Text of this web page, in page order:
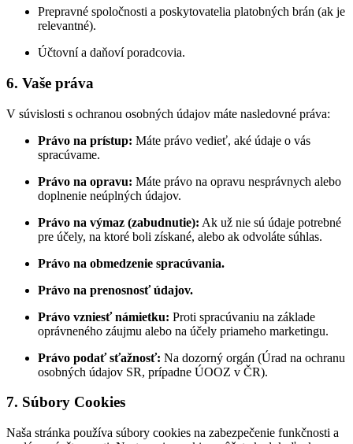
Prepravné spoločnosti a poskytovatelia platobných brán (ak je
relevantné).
Účtovní a daňoví poradcovia.
6. Vaše práva
V súvislosti s ochranou osobných údajov máte nasledovné práva:
Právo na prístup: Máte právo vedieť, aké údaje o vás
spracúvame.
Právo na opravu: Máte právo na opravu nesprávnych alebo
doplnenie neúplných údajov.
Právo na výmaz (zabudnutie): Ak už nie sú údaje potrebné
pre účely, na ktoré boli získané, alebo ak odvoláte súhlas.
Právo na obmedzenie spracúvania.
Právo na prenosnosť údajov.
Právo vzniesť námietku: Proti spracúvaniu na základe
oprávneného záujmu alebo na účely priameho marketingu.
Právo podať sťažnosť: Na dozorný orgán (Úrad na ochranu
osobných údajov SR, prípadne ÚOOZ v ČR).
7. Súbory Cookies
Naša stránka používa súbory cookies na zabezpečenie funkčnosti a